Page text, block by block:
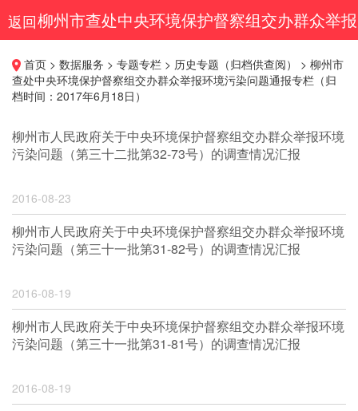
返回柳州市查处中央环境保护督察组交办群众举报
环境污染问题通报专栏（归档时间：2017年6
首页 > 数据服务 > 专题专栏 > 历史专题（归档供查阅） > 柳州市
查处中央环境保护督察组交办群众举报环境污染问题通报专栏（归
档时间：2017年6月18日）
柳州市人民政府关于中央环境保护督察组交办群众举报环境
污染问题（第三十二批第32-73号）的调查情况汇报
2016-08-23
柳州市人民政府关于中央环境保护督察组交办群众举报环境
污染问题（第三十一批第31-82号）的调查情况汇报
2016-08-19
柳州市人民政府关于中央环境保护督察组交办群众举报环境
污染问题（第三十一批第31-81号）的调查情况汇报
2016-08-19